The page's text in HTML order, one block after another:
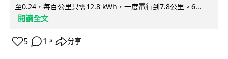
至0.24，每百公里只需12.8 kWh，一度電行到7.8公里。6...
閱讀全文
5 1 ↗ 分享